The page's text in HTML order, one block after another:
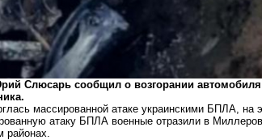
Слюсарь сообщил о возгорании
массированной атаке украинскими БПЛА, на
атаку БПЛА военные отразили в